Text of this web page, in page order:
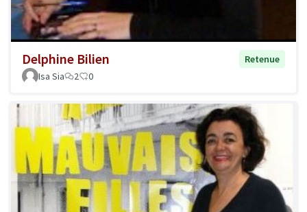
Delphine Bilien
Retenue
Isa Sia
2 0